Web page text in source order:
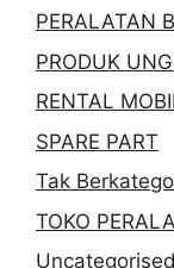
PERALATAN
PRODUK
RENTAL
SPARE PART
Tak
TOKO
Uncategorised